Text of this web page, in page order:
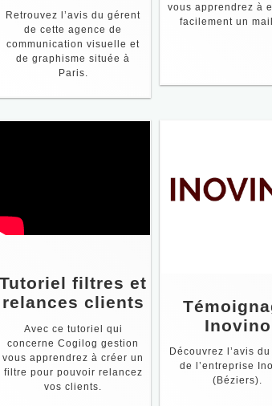
Retrouvez l’avis du gérent
de cette agence de
communication visuelle et
de graphisme située à
Paris.
vous apprendrez à
facilement un
Tutoriel filtres et
relances clients
Avec ce tutoriel qui
concerne Cogilog gestion
vous apprendrez à créer un
filtre pour pouvoir relancez
vos clients.
Inovino
Découvrez l’avis
de l’entreprise
(Béziers).